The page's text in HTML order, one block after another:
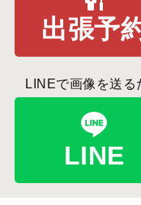
出張予
LINEで画像を送る
LINE